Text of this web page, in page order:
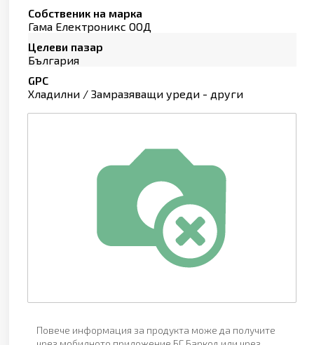
Собственик на марка
Гама Електроникс ООД
Целеви пазар
България
GPC
Хладилни / Замразяващи уреди - други
Повече информация за продукта може да получите